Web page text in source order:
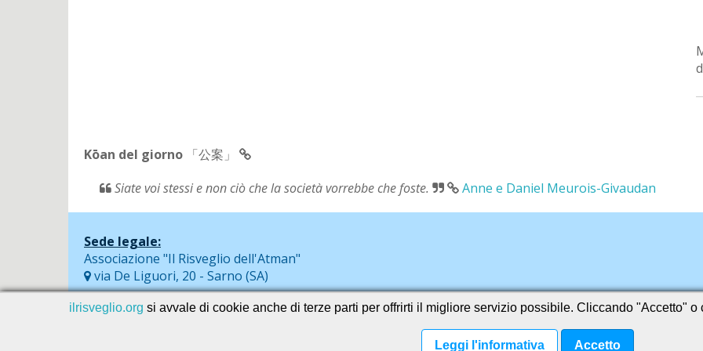
Kōan del giorno 「公案」
Siate voi stessi e non ciò che la società vorrebbe che foste.
Anne e Daniel Meurois-Givaudan
Sede legale:
Associazione "Il Risveglio dell'Atman"
via De Liguori, 20 - Sarno (SA)
ilrisveglio.org si avvale di cookie anche di terze parti per offrirti il migliore servizio possibile. Cliccando "Accetto"
Leggi l'informativa Accetto